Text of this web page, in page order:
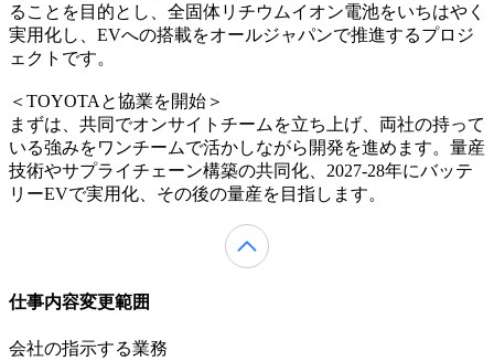
ることを目的とし、全固体リチウムイオン電池をいちはやく
実用化し、EVへの搭載をオールジャパンで推進するプロジ
ェクトです。
＜TOYOTAと協業を開始＞
まずは、共同でオンサイトチームを立ち上げ、両社の持って
いる強みをワンチームで活かしながら開発を進めます。量産
技術やサプライチェーン構築の共同化、2027-28年にバッテ
リーEVで実用化、その後の量産を目指します。
仕事内容変更範囲
会社の指示する業務